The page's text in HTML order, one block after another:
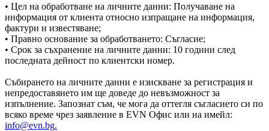
• Цел на обработване на личните данни: Получаване на
информация от клиента относно изпращане на информация,
фактури и известяване;
• Правно основание за обработването: Съгласие;
• Срок за съхранение на личните данни: 10 години след
последната дейност по клиентски номер.
Събирането на личните данни е изискване за регистрация и
непредоставянето им ще доведе до невъзможност за
изпълнение. Запознат съм, че мога да оттегля съгласието си по
всяко време чрез заявление в EVN Офис или на имейл:
info@evn.bg.